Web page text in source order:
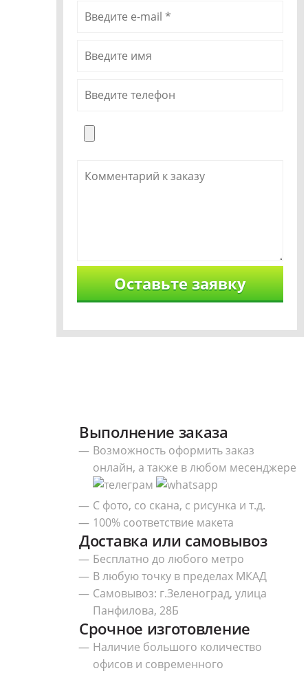
Выполнение заказа
Возможность оформить заказ
онлайн, а также в любом месенджере
С фото, со скана, с рисунка и т.д.
100% соответствие макета
Доставка или самовывоз
Бесплатно до любого метро
В любую точку в пределах МКАД
Самовывоз: г.Зеленоград, улица
Панфилова, 28Б
Срочное изготовление
Наличие большого количество
офисов и современного